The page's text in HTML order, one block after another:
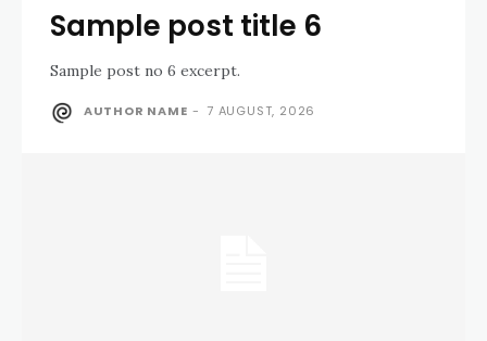
Sample post title 6
Sample post no 6 excerpt.
AUTHOR NAME - 7 AUGUST, 2026